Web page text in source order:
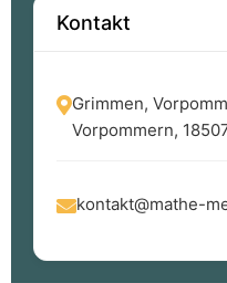
Kontakt
Grimmen,
Vorpommern,
kontakt@mathe-